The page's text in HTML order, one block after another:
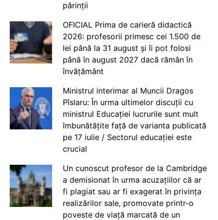
părinții
OFICIAL Prima de carieră didactică
2026: profesorii primesc cei 1.500 de
lei până la 31 august și îi pot folosi
până în august 2027 dacă rămân în
învățământ
Ministrul interimar al Muncii Dragos
Pîslaru: În urma ultimelor discuții cu
ministrul Educației lucrurile sunt mult
îmbunătățite față de varianta publicată
pe 17 iulie / Sectorul educației este
crucial
Un cunoscut profesor de la Cambridge
a demisionat în urma acuzațiilor că ar
fi plagiat sau ar fi exagerat în privința
realizărilor sale, promovate printr-o
poveste de viață marcată de un